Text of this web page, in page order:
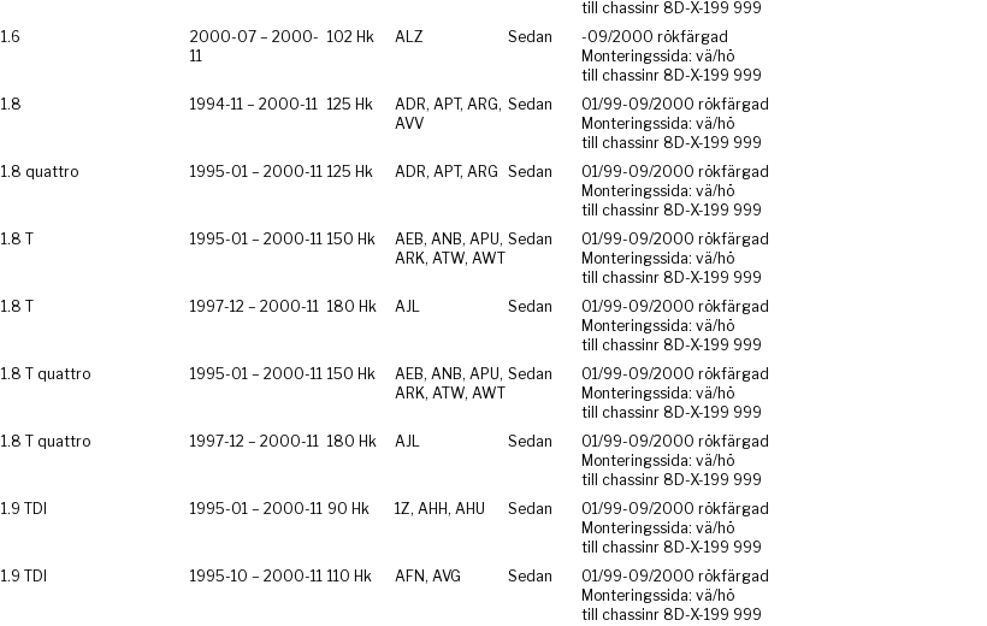
till chassinr 8D-X-199 999
1.6
2000-07 – 2000-
11
102 Hk ALZ Sedan
-09/2000 rökfärgad
Monteringssida: vä/hö
till chassinr 8D-X-199 999
1.8 1994-11 – 2000-11 125 Hk
ADR, APT, ARG,
AVV
Sedan
01/99-09/2000 rökfärgad
Monteringssida: vä/hö
till chassinr 8D-X-199 999
1.8 quattro 1995-01 – 2000-11 125 Hk ADR, APT, ARG Sedan
01/99-09/2000 rökfärgad
Monteringssida: vä/hö
till chassinr 8D-X-199 999
1.8 T 1995-01 – 2000-11 150 Hk
AEB, ANB, APU,
ARK, ATW, AWT
Sedan
01/99-09/2000 rökfärgad
Monteringssida: vä/hö
till chassinr 8D-X-199 999
1.8 T 1997-12 – 2000-11 180 Hk AJL Sedan
01/99-09/2000 rökfärgad
Monteringssida: vä/hö
till chassinr 8D-X-199 999
1.8 T quattro 1995-01 – 2000-11 150 Hk
AEB, ANB, APU,
ARK, ATW, AWT
Sedan
01/99-09/2000 rökfärgad
Monteringssida: vä/hö
till chassinr 8D-X-199 999
1.8 T quattro 1997-12 – 2000-11 180 Hk AJL Sedan
01/99-09/2000 rökfärgad
Monteringssida: vä/hö
till chassinr 8D-X-199 999
1.9 TDI 1995-01 – 2000-11 90 Hk 1Z, AHH, AHU Sedan
01/99-09/2000 rökfärgad
Monteringssida: vä/hö
till chassinr 8D-X-199 999
1.9 TDI 1995-10 – 2000-11 110 Hk AFN, AVG Sedan
01/99-09/2000 rökfärgad
Monteringssida: vä/hö
till chassinr 8D-X-199 999